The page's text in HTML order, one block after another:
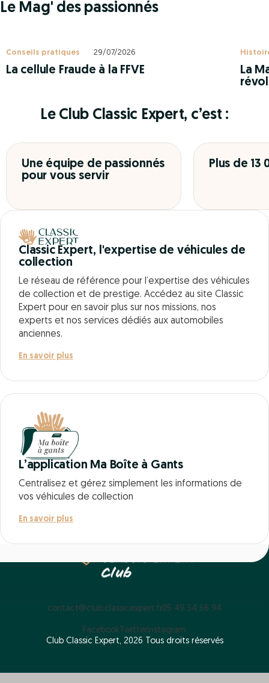
Le Mag' des passionnés
Conseils pratiques 29/07/2026
La cellule Fraude à la FFVE
La
Le Club Classic Expert, c’est :
Une équipe de passionnés
pour vous servir
Plus de 13
Classic Expert, l'expertise de véhicules de
collection
Le réseau de référence pour l’expertise des véhicules
de collection et de prestige. Accédez au site Classic
Expert pour en savoir plus sur nos missions, nos
experts et nos services dédiés aux automobiles
anciennes.
En savoir plus
L’application Ma Boîte à Gants
Centralisez et gérez simplement les informations de
vos véhicules de collection
En savoir plus
contact@club.classicexpert.fr05 49 34 66 94
Facebook TwitterInstagram
Club Classic Expert, 2026 Tous droits réservés